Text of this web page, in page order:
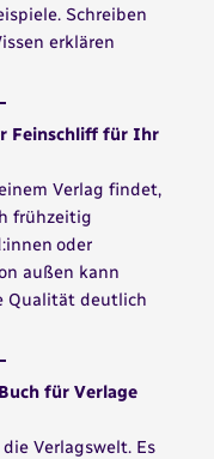
Schreiben
erklären
Feinschliff für Ihr
Verlag findet,
frühzeitig
oder
außen kann
Qualität deutlich
für Verlage
Verlagswelt. Es